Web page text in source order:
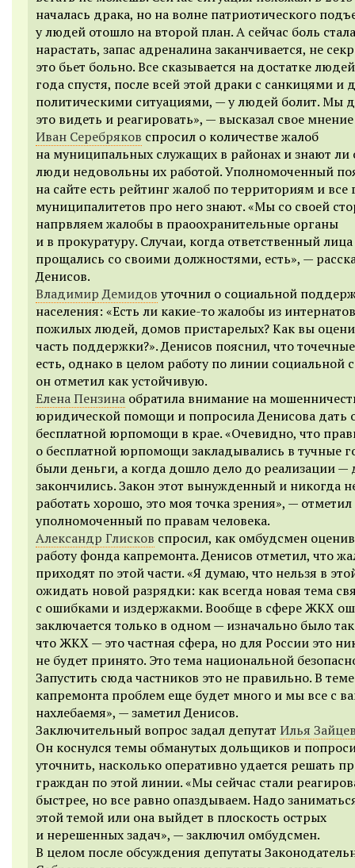
началась драка, но на волне патриотического
у людей отошло на второй план. А сейчас боль стала
нарастать, запас адреналина заканчивается, не
это бьет больно. Все сказывается на достатке
года спустя, после всей этой драки с санкицями и
политическими ситуациями, — у людей болит. Мы
это видеть и реагировать», — высказал свое
Иван Серебряков спросил о количестве жалоб
на муниципальных служащих в районах и знают ли
люди недовольны их работой. Уполномоченный
на сайте есть рейтинг жалоб по территориям и все
муниципалитетов про него знают. «Мы со своей
напрвляем жалобы в праоохранительные органы
и в прокуратуру. Случаи, когда ответственный лица
прощались со своими должностями, есть», —
Денисов.
Владимир Демидов уточнил о социальной
населения: «Есть ли какие-то жалобы из
пожилых людей, домов пристарелых? Как вы
часть поддержки?». Денисов пояснил, что
есть, однако в целом работу по линии социальной
он отметил как устойчивую.
Елена Пензина обратила внимание на
юридической помощи и попросила Денисова дать
бесплатной юрпомощи в крае. «Очевидно, что
о бесплатной юрпомощи закладывались в тучные
были деньги, а когда дошло дело до реализации —
закончились. Закон этот вынужденный и никогда
работать хорошо, это моя точка зрения», — отметил
уполномоченный по правам человека.
Александр Глисков спросил, как омбудсмен
работу фонда капремонта. Денисов отметил, что
приходят по этой части. «Я думаю, что нельзя в
ожидать новой разрядки: как всегда новая тема
с ошибками и издержакми. Вообще в сфере ЖКХ
заключается только в одном — изначально было
что ЖКХ — это частная сфера, но для России это
не будет принято. Это тема национальной
Запустить сюда частников это не правильно. В теме
капремонта проблем еще будет много и мы все с
нахлебаемя», — заметил Денисов.
Заключительный вопрос задал депутат Илья
Он коснулся темы обманутых дольщиков и
уточнить, насколько оперативно удается решать
граждан по этой линии. «Мы сейчас стали
быстрее, но все равно опаздываем. Надо
этой темой или она выйдет в плоскость острых
и нерешенных задач», — заключил омбудсмен.
В целом после обсуждения депутаты